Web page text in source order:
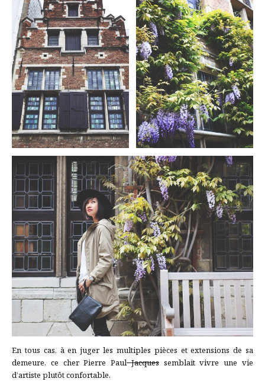
En tous cas, à en juger les multiples pièces et extensions de sa
demeure, ce cher Pierre PaulJacquessemblait vivre une vie
d’artiste plutôt confortable.